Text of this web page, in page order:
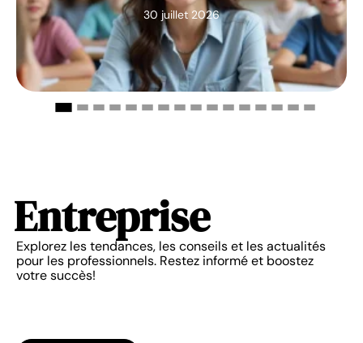
30 juillet 2026
Entreprise
Explorez les tendances, les conseils et les actualités
pour les professionnels. Restez informé et boostez
votre succès!